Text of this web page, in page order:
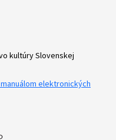
kultúry Slovenskej
elektronických